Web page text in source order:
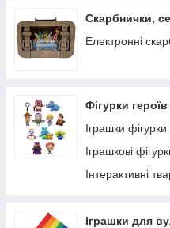
Рукоділля
Валіза для
Надувні
Дитячі надувні
Скарбнички,
Електронні
Фігурки
Іграшки
Іграшкові
Інтерактивні
Іграшки для